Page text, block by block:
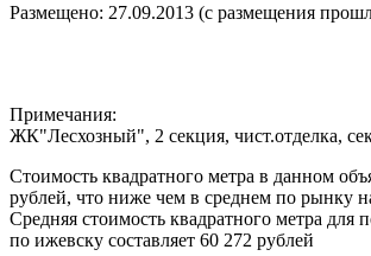
Размещено: 27.09.2013 (с размещения
Примечания:
ЖК"Лесхозный", 2 секция, чист.отделка,
Стоимость квадратного метра в данном
рублей, что ниже чем в среднем по рынку
Средняя стоимость квадратного метра для
по ижевску составляет 60 272 рублей